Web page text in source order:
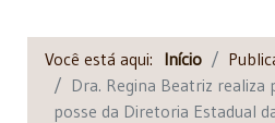
Você está aqui: Início
Dra. Regina Beatriz
posse da Diretoria Estadual